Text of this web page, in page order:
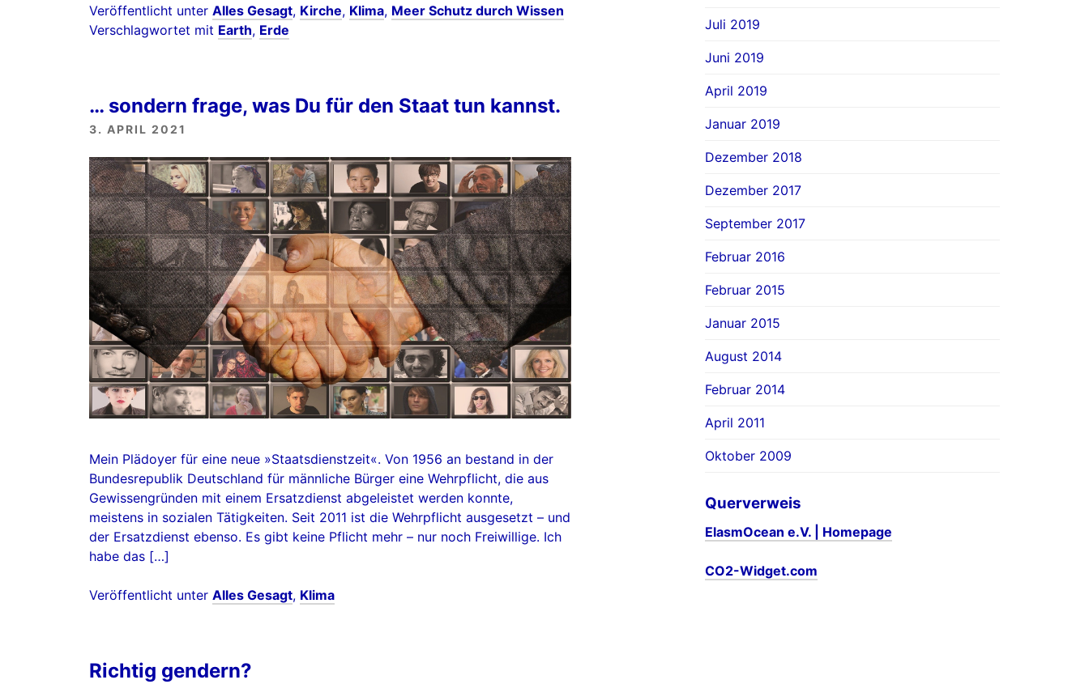
Veröffentlicht unter Alles Gesagt, Kirche, Klima, Meer Schutz durch Wissen
Verschlagwortet mit Earth, Erde
… sondern frage, was Du für den Staat tun kannst.
3. APRIL 2021
Mein Plädoyer für eine neue »Staatsdienstzeit«. Von 1956 an bestand in der
Bundesrepublik Deutschland für männliche Bürger eine Wehrpflicht, die aus
Gewissengründen mit einem Ersatzdienst abgeleistet werden konnte,
meistens in sozialen Tätigkeiten. Seit 2011 ist die Wehrpflicht ausgesetzt – und
der Ersatzdienst ebenso. Es gibt keine Pflicht mehr – nur noch Freiwillige. Ich
habe das […]
Veröffentlicht unter Alles Gesagt, Klima
Richtig gendern?
Juli 2019
Juni 2019
April 2019
Januar 2019
Dezember 2018
Dezember 2017
September 2017
Februar 2016
Februar 2015
Januar 2015
August 2014
Februar 2014
April 2011
Oktober 2009
Querverweis
ElasmOcean e.V. | Homepage
CO2-Widget.com